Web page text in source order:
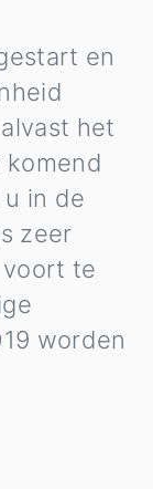
en
het
in de
zeer
te
worden